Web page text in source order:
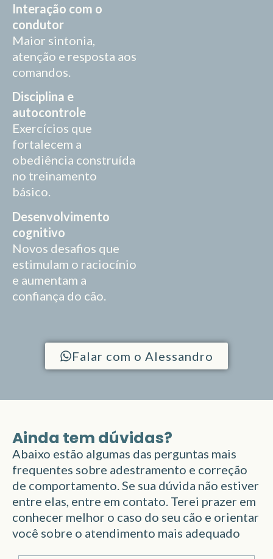
Interação com o
condutor
Maior sintonia,
atenção e resposta aos
comandos.
Disciplina e
autocontrole
Exercícios que
fortalecem a
obediência construída
no treinamento
básico.
Desenvolvimento
cognitivo
Novos desafios que
estimulam o raciocínio
e aumentam a
confiança do cão.
Falar com o Alessandro
Ainda tem dúvidas?
Abaixo estão algumas das perguntas mais
frequentes sobre adestramento e correção
de comportamento. Se sua dúvida não estiver
entre elas, entre em contato. Terei prazer em
conhecer melhor o caso do seu cão e orientar
você sobre o atendimento mais adequado